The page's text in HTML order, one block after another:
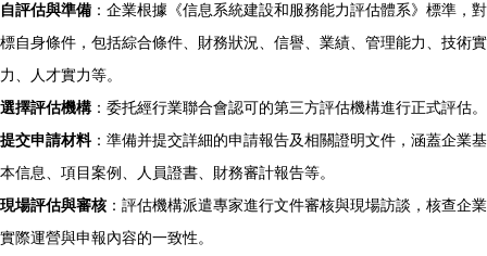
自評估與準備 ：企業根據《信息系統建設和服務能力評估體系》標準，對
標自身條件，包括綜合條件、財務狀況、信譽、業績、管理能力、技術實
力、人才實力等。
選擇評估機構：委托經行業聯合會認可的第三方評估機構進行正式評估。
提交申請材料：準備并提交詳細的申請報告及相關證明文件，涵蓋企業基
本信息、項目案例、人員證書、財務審計報告等。
現場評估與審核 ：評估機構派遣專家進行文件審核與現場訪談，核查企業
實際運營與申報內容的一致性。